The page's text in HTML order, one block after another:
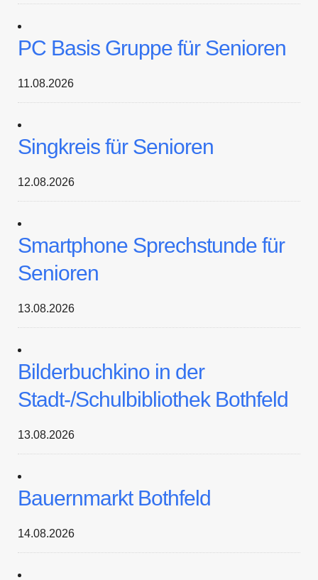
PC Basis Gruppe für Senioren
11.08.2026
Singkreis für Senioren
12.08.2026
Smartphone Sprechstunde für
Senioren
13.08.2026
Bilderbuchkino in der
Stadt-/Schulbibliothek Bothfeld
13.08.2026
Bauernmarkt Bothfeld
14.08.2026